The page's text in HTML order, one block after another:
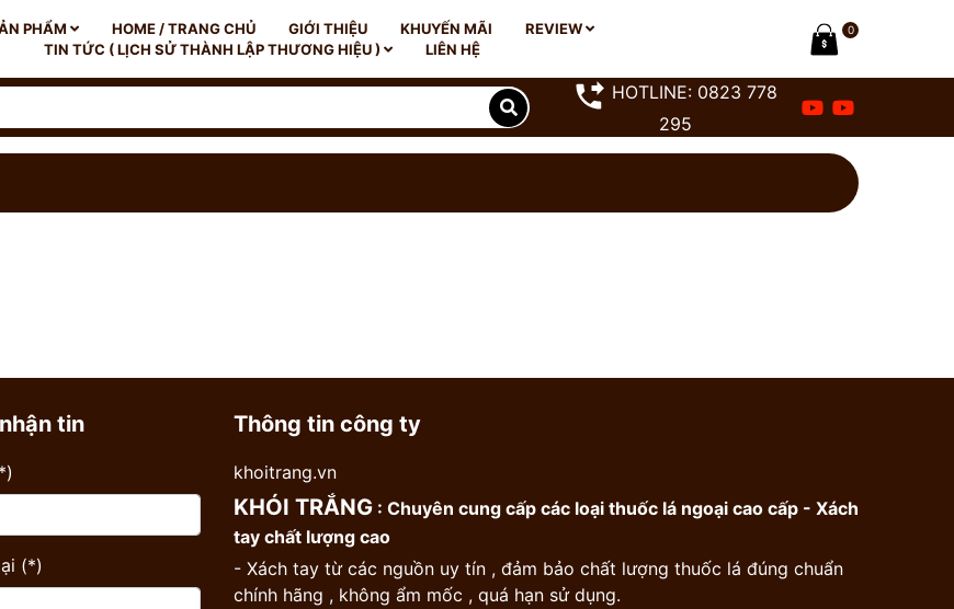
PHẨM HOME / TRANG CHỦ GIỚI THIỆU KHUYẾN MÃI
REVIEW
TIN TỨC ( LỊCH SỬ THÀNH LẬP THƯƠNG HIỆU )
LIÊN HỆ
0
HOTLINE: 0823 778
295
tin
(*)
Thông tin công ty
khoitrang.vn
KHÓI TRẮNG : Chuyên cung cấp các loại thuốc lá ngoại cao cấp - Xách
tay chất lượng cao
- Xách tay từ các nguồn uy tín , đảm bảo chất lượng thuốc lá đúng chuẩn
chính hãng , không ẩm mốc , quá hạn sử dụng.